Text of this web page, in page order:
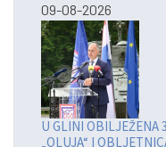
09-08-2026
U GLINI OBILJEŽENA
„OLUJA“ I